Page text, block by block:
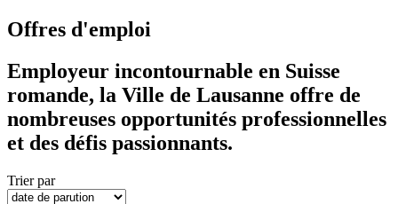
Offres d'emploi
Employeur incontournable en Suisse
romande, la Ville de Lausanne offre de
nombreuses opportunités professionnelles
et des défis passionnants.
Trier par